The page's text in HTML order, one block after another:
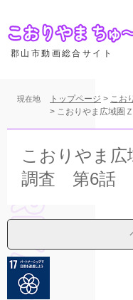
ジ
。
郡山市動画総合サイト
現在地 トップページ > こお
> こおりやま広域圏
こおりやま広
調査 第6話